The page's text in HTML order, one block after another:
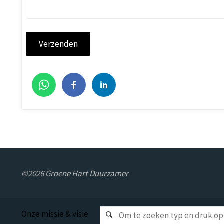
©2026 Groene Hart Duurzamer
Onze missie & visie